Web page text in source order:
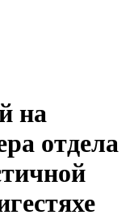
на
отдела